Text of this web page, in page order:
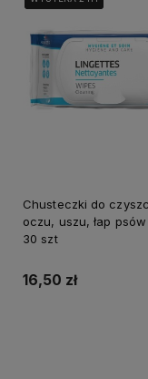
Chusteczki do
oczu, uszu, łap
30 szt
16,50 zł